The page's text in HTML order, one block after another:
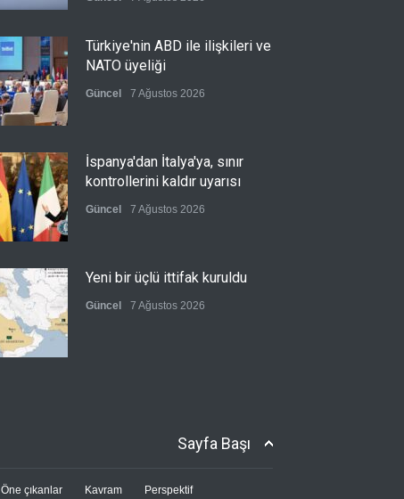
Türkiye'nin ABD ile ilişkileri ve
NATO üyeliği
Güncel 7 Ağustos 2026
İspanya'dan İtalya'ya, sınır
kontrollerini kaldır uyarısı
Güncel 7 Ağustos 2026
Yeni bir üçlü ittifak kuruldu
Güncel 7 Ağustos 2026
Sayfa Başı
Öne çıkanlar Kavram Perspektif